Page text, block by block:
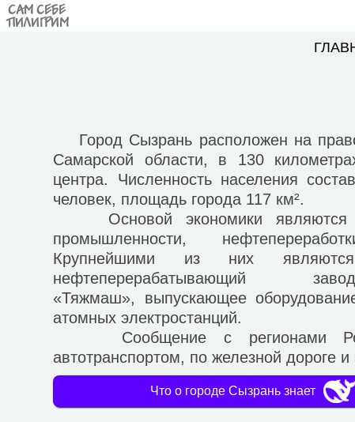
САМ СЕБЕ
ПИЛИГРИМ
Город Сызрань расположен на
Самарской области, в 130
центра. Численность населения
человек, площадь города 117 км².
Основой экономики являются
промышленности,
Крупнейшими из них
«Тяжмаш», выпускающее
атомных электростанций.
Сообщение с регионами
автотранспортом, по железной дороге и
Что о городе Сызрань знает